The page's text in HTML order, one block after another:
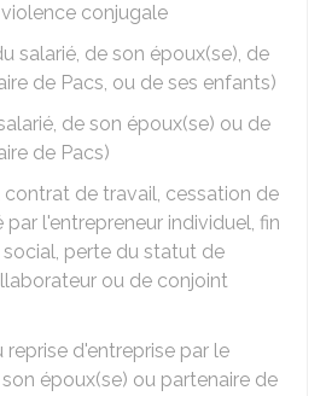
conjugale
salarié, de son époux(se), de
de Pacs, ou de ses enfants)
de son époux(se) ou de
de Pacs)
contrat de travail, cessation de
l'entrepreneur individuel, fin
perte du statut de
ou de conjoint
reprise d'entreprise par le
époux(se) ou partenaire de